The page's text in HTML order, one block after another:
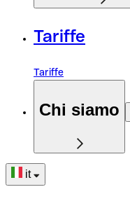
Tariffe
Tariffe
Chi siamo
it